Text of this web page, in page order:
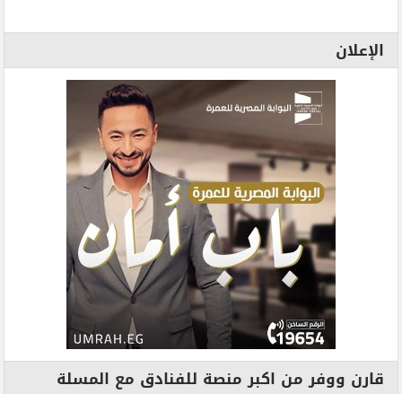
الإعلان
قارن ووفر من اكبر منصة للفنادق مع المسلة